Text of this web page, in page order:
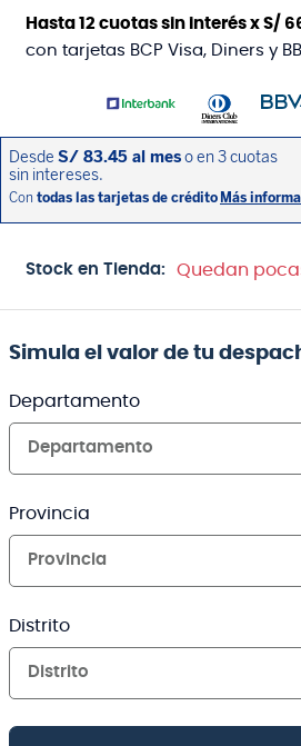
Hasta12 cuotas sin interés xS/
con tarjetas BCP Visa, Diners y
Stock en Tienda: Quedan
Simula el valor de tu
Departamento
Departamento
Provincia
Provincia
Distrito
Distrito